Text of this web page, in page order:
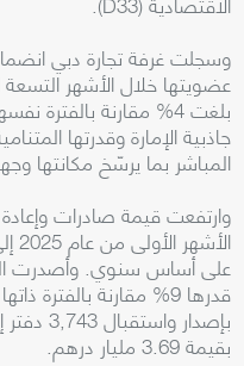
عضويتها خلال الأشهر التسعة
بلغت 4% مقارنة
جاذبية الإمارة وقدرتها
المباشر بما يرسّخ مكانتها
وارتفعت قيمة صادرات
بقيمة 3.69 مليار درهم.